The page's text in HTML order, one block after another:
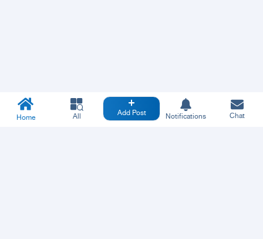
Home All Add Post Notifications Chat